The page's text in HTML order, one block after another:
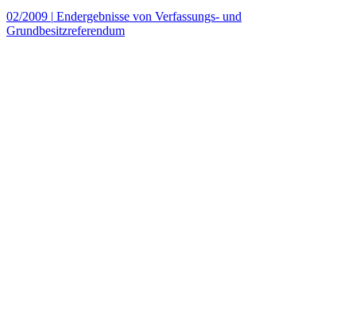
02/2009 | Endergebnisse von Verfassungs- und
Grundbesitzreferendum